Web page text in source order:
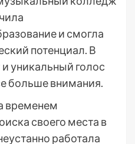
и смогла
потенциал. В
и уникальный голос
больше внимания.
временем
своего места в
работала